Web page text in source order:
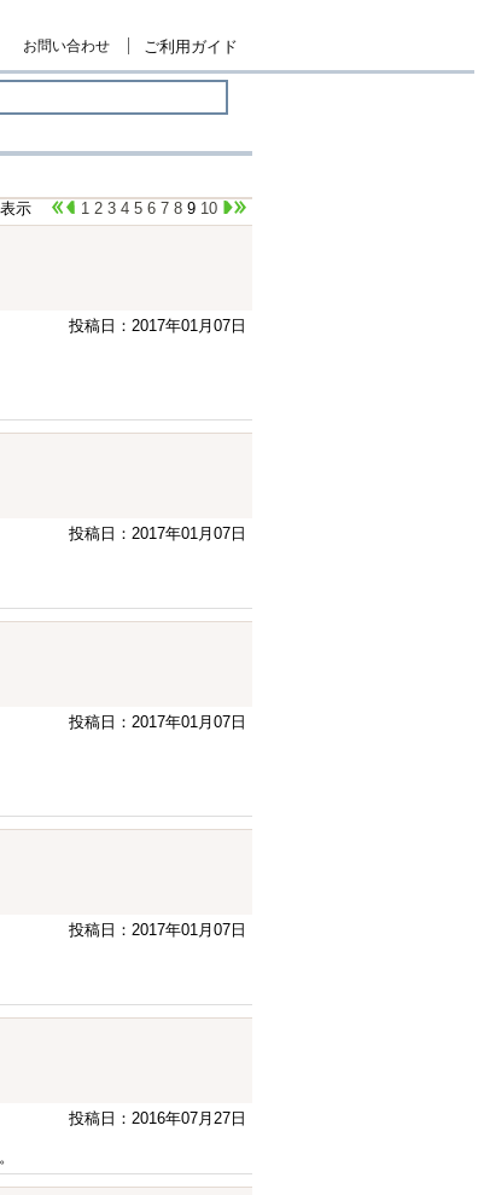
お問い合わせ ご利用ガイド
表示 1 2 3 4 5 6 7 8 9 10
投稿日：2017年01月07日
投稿日：2017年01月07日
投稿日：2017年01月07日
投稿日：2017年01月07日
投稿日：2016年07月27日